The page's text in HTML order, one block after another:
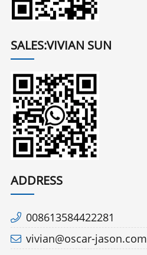
SALES:VIVIAN SUN
ADDRESS
008613584422281
vivian@oscar-jason.com